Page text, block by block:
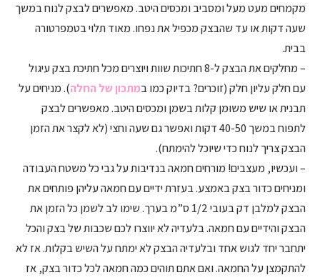
מקמחים מעט מעל ומסביב ומכסים היטב. מאפשרים לבצק לנוח במשך
שעה דקות או עד שהבצק מכפיל את נפחו. מאוד תלוי בטמפרטורה
בבית.
– מחלקים את הבצק ל-8 חתיכות שוות ויוצרים מכל חתיכת בצק עיגול
עם חלק עליון חלק (זוכרים? בדיוק כמו במתכון של החלה). מניחים על
תבנית או שיש משומן קלות בשמן ומכסים היטב. מאפשרים לבצק
לתפוח במשך 40-50 דקות ואפשר גם שעה וחצי (לא לקצר את הזמן
הבצק צריך לנוח כדי שיוכל להימתח).
– ועכשיו, מעצבים! מורחים חמאה בנדיבות על גבי כל משטח העבודה
ומניחים כדור בצק באמצע. בעזרת ידיים עם חמאה עליהן פותחים את
הבצק למלבן דק בעובי 1/2 ס”מ בערך. שימו לב לשמן כל הזמן את
הבצק והידיים עם חמאה. בלעדיה לא יווצרו לכם שכבות של בצק והכל
יתחבר יחד לגוש אחד ובלעדיה הבצק לא ימתח על השיש בקלות. אז לא
להתקמצן על החמאה. ואם אתם תוהים כמה חמאה לכל כדור בצק, אז